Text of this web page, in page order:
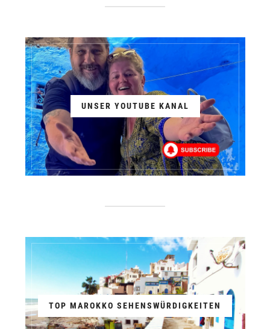
UNSER YOUTUBE KANAL
TOP MAROKKO SEHENSWÜRDIGKEITEN